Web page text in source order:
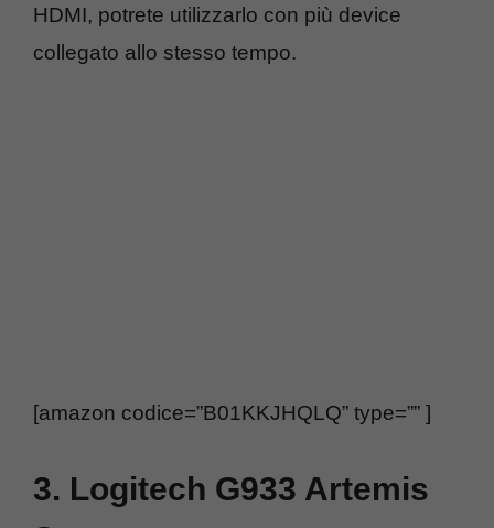
HDMI, potrete utilizzarlo con più device
collegato allo stesso tempo.
[amazon codice=”B01KKJHQLQ” type=”” ]
3. Logitech G933 Artemis